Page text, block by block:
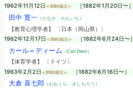
1962年11月12日 ≪満80歳没≫ ［1882年1月20日〜］
田中 寛一（たなか・かんいち）
【教育心理学者】 〔日本（岡山県）〕
1962年12月17日 ≪満80歳没≫ ［1882年6月24日〜］
カール＝ディーム （Carl Diem）
【体育学者】 〔ドイツ〕
1963年2月2日 ≪満80歳没≫ ［1882年6月16日〜］
大倉 喜七郎（おおくら・きしちろう）